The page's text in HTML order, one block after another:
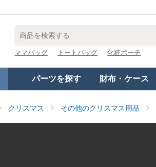
ママバッグ トートバッグ 化粧ポーチ
パーツを探す 財布・ケース
クリスマス その他のクリスマス用品